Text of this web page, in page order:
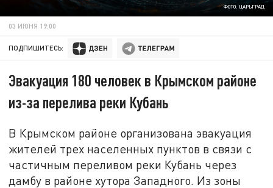
ФОТО: ЦАРЬГРАД
03 ИЮНЯ 19:00
ПОДПИШИТЕСЬ:
Эвакуация 180 человек в Крымском районе
из-за перелива реки Кубань
В Крымском районе организована эвакуация
жителей трех населенных пунктов в связи с
частичным переливом реки Кубань через
дамбу в районе хутора Западного. Из зоны